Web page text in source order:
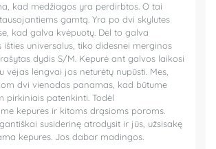
kad medžiagos yra perdirbtos. O tai
gamtą. Yra po dvi skylutes
kad galva kvėpuotų. Dėl to galva
išties universalus, tiko didesnei merginos
dydis S/M. Kepurė ant galvos laikosi
vėjas lengvai jos neturėtų nupūsti. Mes,
dvi vienodas panamas, kad būtume
pirkiniais patenkinti. Todėl
kepures ir kitoms drąsioms poroms.
susiderinę atrodysit ir jūs, užsisakę
kepures. Jos dabar madingos.